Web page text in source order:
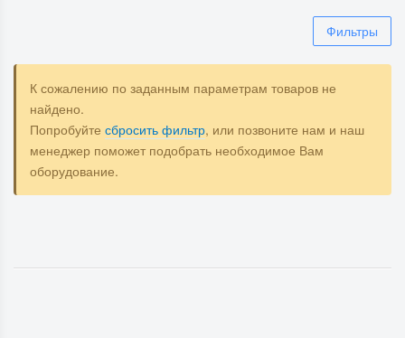
Фильтры
К сожалению по заданным параметрам товаров не
найдено.
Попробуйте сбросить фильтр, или позвоните нам и наш
менеджер поможет подобрать необходимое Вам
оборудование.